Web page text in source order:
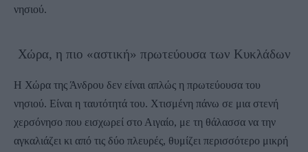
νησιού.
Χώρα, η πιο «αστική» πρωτεύουσα των Κυκλάδων
Η Χώρα της Άνδρου δεν είναι απλώς η πρωτεύουσα του
νησιού. Είναι η ταυτότητά του. Χτισμένη πάνω σε μια στενή
χερσόνησο που εισχωρεί στο Αιγαίο, με τη θάλασσα να την
αγκαλιάζει κι από τις δύο πλευρές, θυμίζει περισσότερο μικρή